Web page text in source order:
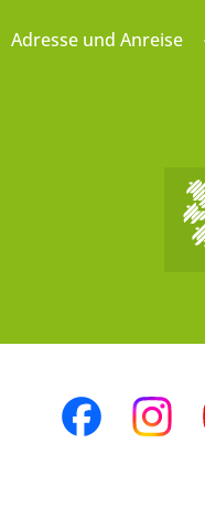
Adresse und Anreise